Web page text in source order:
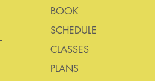
BOOK
SCHEDULE
CLASSES
PLANS